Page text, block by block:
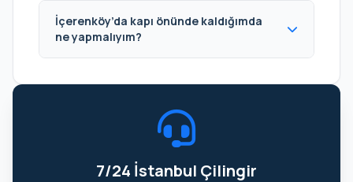
İçerenköy’da kapı önünde kaldığımda
ne yapmalıyım?
7/24 İstanbul Çilingir